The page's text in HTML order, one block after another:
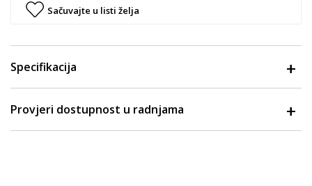
Sačuvajte u listi želja
Specifikacija
Provjeri dostupnost u radnjama